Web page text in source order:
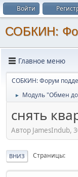
Войти
СОБКИН:
Главное меню
СОБКИН: Форум
► Модуль "Обмен
снять
Автор JamesIndub,
ВНИЗ Страницы